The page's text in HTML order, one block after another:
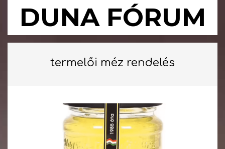
DUNA FÓRUM
Primary
termelői méz rendelés